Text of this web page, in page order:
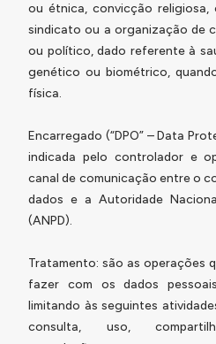
ou étnica, convicção
sindicato ou a organização de
ou político, dado referente à
genético ou biométrico,
física.
Encarregado (“DPO” –Data
indicada pelo controlador e
canal de comunicação entre o
dados e a Autoridade
(ANPD).
Tratamento: são as operações
fazer com os dados
limitando às seguintes
consulta, uso,